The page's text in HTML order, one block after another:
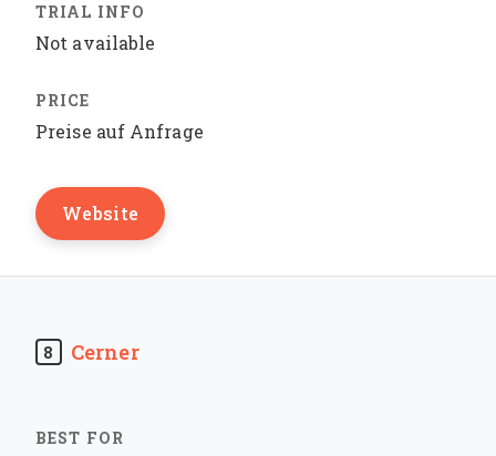
Not available
Preise auf Anfrage
Website
8 Cerner